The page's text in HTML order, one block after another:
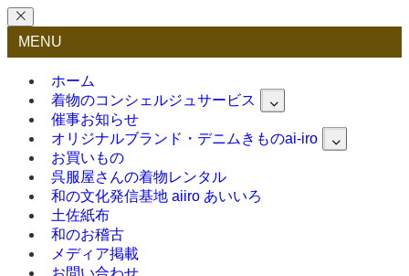
MENU
ホーム
着物のコンシェルジュサービス
催事お知らせ
オリジナルブランド・デニムきものai-iro
お買いもの
呉服屋さんの着物レンタル
和の文化発信基地 aiiro あいいろ
土佐紙布
和のお稽古
メディア掲載
お問い合わせ